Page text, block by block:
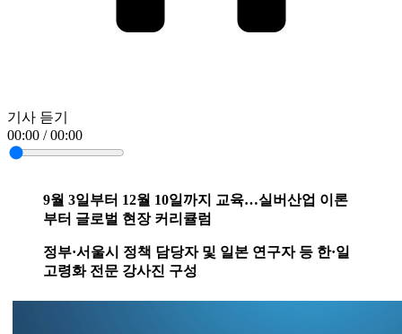
기사 듣기
00:00 / 00:00
9월 3일부터 12월 10일까지 교육…실버산업 이론
부터 글로벌 현장 커리큘럼
정부·서울시 정책 담당자 및 일본 연구자 등 한·일
고령화 전문 강사진 구성